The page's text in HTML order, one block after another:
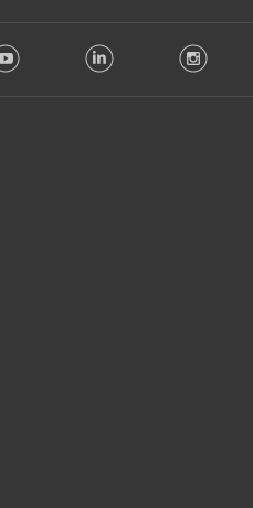
Youtube LinkedIn